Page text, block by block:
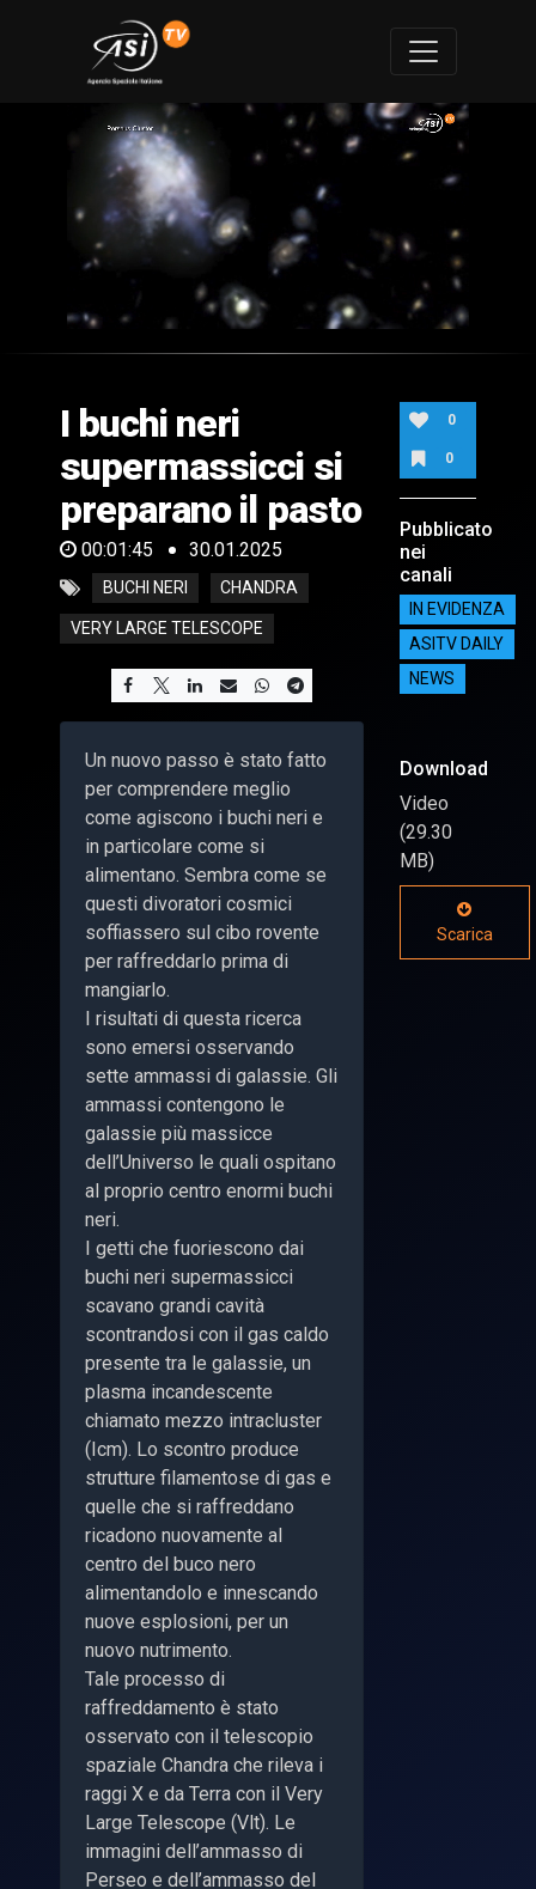
of
45
seconds
I buchi neri
supermassicci si
preparano il pasto
00:01:45 30.01.2025
BUCHI NERI CHANDRA
VERY LARGE TELESCOPE
Un nuovo passo è stato fatto
per comprendere meglio
come agiscono i buchi neri e
in particolare come si
alimentano. Sembra come se
questi divoratori cosmici
soffiassero sul cibo rovente
per raffreddarlo prima di
mangiarlo.
I risultati di questa ricerca
sono emersi osservando
sette ammassi di galassie. Gli
ammassi contengono le
galassie più massicce
dell’Universo le quali ospitano
al proprio centro enormi buchi
neri.
I getti che fuoriescono dai
buchi neri supermassicci
scavano grandi cavità
scontrandosi con il gas caldo
presente tra le galassie, un
plasma incandescente
chiamato mezzo intracluster
(Icm). Lo scontro produce
strutture filamentose di gas e
quelle che si raffreddano
ricadono nuovamente al
centro del buco nero
alimentandolo e innescando
nuove esplosioni, per un
nuovo nutrimento.
Tale processo di
raffreddamento è stato
osservato con il telescopio
spaziale Chandra che rileva i
raggi X e da Terra con il Very
Large Telescope (Vlt). Le
immagini dell’ammasso di
Perseo e dell’ammasso del
0
0
Pubblicato
nei
canali
IN EVIDENZA
ASITV DAILY
NEWS
Download
Video
(29.30
MB)
Scarica